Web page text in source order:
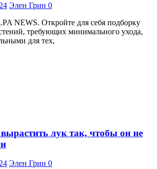
Элен Грин 0
NEWS. Откройте для себя подборку
требующих минимального ухода,
для тех,
лук так, чтобы он не
Элен Грин 0